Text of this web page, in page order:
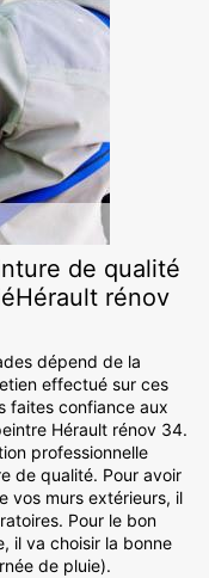
de qualité
rénov
dépend de la
effectué sur ces
faites confiance aux
Hérault rénov 34.
professionnelle
de qualité. Pour avoir
vos murs extérieurs, il
Pour le bon
il va choisir la bonne
de pluie).